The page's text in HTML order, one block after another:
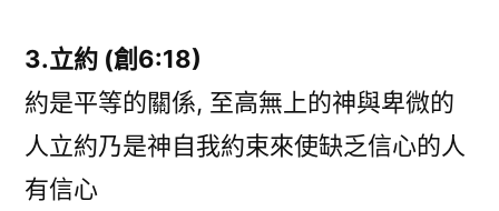
3.立約 (創6:18)
約是平等的關係, 至高無上的神與卑微的
人立約乃是神自我約束來使缺乏信心的人
有信心